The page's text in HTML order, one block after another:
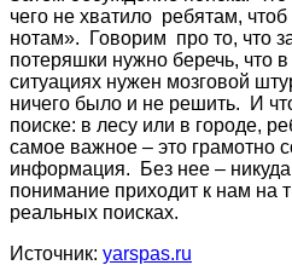
чего не хватило ребятам,
нотам». Говорим про то, что
потеряшки нужно беречь, что
ситуациях нужен мозговой
ничего было и не решить. И
поиске: в лесу или в городе,
самое важное – это грамотно
информация. Без нее –
понимание приходит к нам на
реальных поисках.
Источник: yarspas.ru